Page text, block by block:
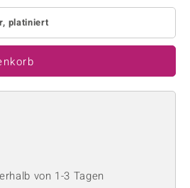
Spinell
Zirkon
platiniert
von 1-3 Tagen